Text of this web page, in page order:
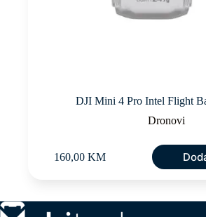
DJI Mini 4 Pro Intel Flight
Dronovi
160,00 KM